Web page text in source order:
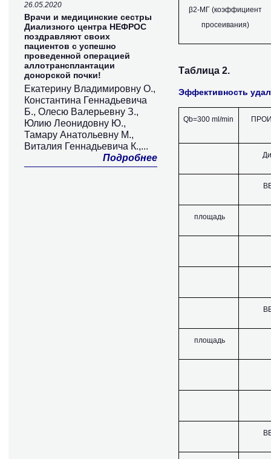
β2-МГ (коэффициент
просеивания)
Таблица 2.
Эффективность
Qb=300 ml/min
площадь
площадь
26.05.2020
Врачи и медицинские сестры
Диализного центра НЕФРОС
поздравляют своих
пациентов с успешно
проведенной операцией
аллотрансплантации
донорской почки!
Екатерину Владимировну О.,
Константина Геннадьевича
Б., Олесю Валерьевну З.,
Юлию Леонидовну Ю.,
Тамару Анатольевну М.,
Виталия Геннадьевича К.,...
Подробнее